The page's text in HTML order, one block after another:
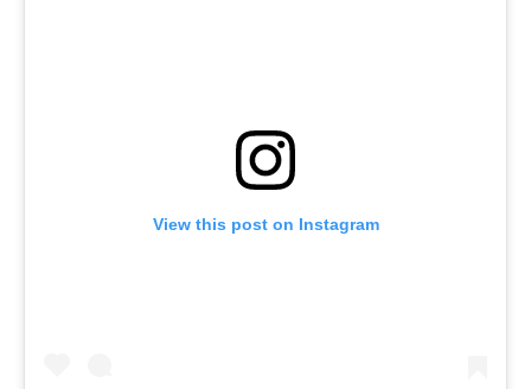
View this post on Instagram